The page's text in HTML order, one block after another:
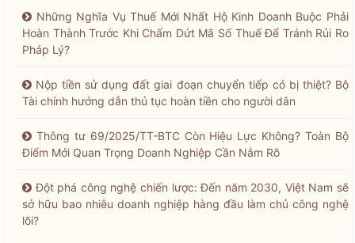
Những Nghĩa Vụ Thuế Mới Nhất Hộ Kinh Doanh Buộc Phải
Hoàn Thành Trước Khi Chấm Dứt Mã Số Thuế Để Tránh Rủi Ro
Pháp Lý?
Nộp tiền sử dụng đất giai đoạn chuyển tiếp có bị thiệt? Bộ
Tài chính hướng dẫn thủ tục hoàn tiền cho người dân
Thông tư 69/2025/TT-BTC Còn Hiệu Lực Không? Toàn Bộ
Điểm Mới Quan Trọng Doanh Nghiệp Cần Nắm Rõ
Đột phá công nghệ chiến lược: Đến năm 2030, Việt Nam sẽ
sở hữu bao nhiêu doanh nghiệp hàng đầu làm chủ công nghệ
lõi?